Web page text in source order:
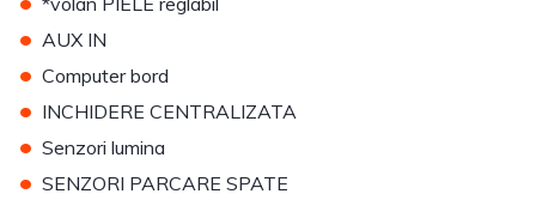
• AUX IN
• Computer bord
• INCHIDERE CENTRALIZATA
• Senzori lumina
• SENZORI PARCARE SPATE